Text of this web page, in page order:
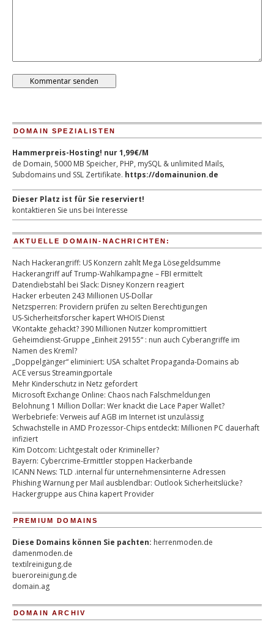
DOMAIN SPEZIALISTEN
Hammerpreis-Hosting! nur 1,99€/M
de Domain, 5000 MB Speicher, PHP, mySQL & unlimited Mails,
Subdomains und SSL Zertifikate. https://domainunion.de
Dieser Platz ist für Sie reserviert!
kontaktieren Sie uns bei Interesse
AKTUELLE DOMAIN-NACHRICHTEN:
Nach Hackerangriff: US Konzern zahlt Mega Lösegeldsumme
Hackerangriff auf Trump-Wahlkampagne – FBI ermittelt
Datendiebstahl bei Slack: Disney Konzern reagiert
Hacker erbeuten 243 Millionen US-Dollar
Netzsperren: Providern prüfen zu selten Berechtigungen
US-Sicherheitsforscher kapert WHOIS Dienst
VKontakte gehackt? 390 Millionen Nutzer kompromittiert
Geheimdienst-Gruppe „Einheit 29155“ : nun auch Cyberangriffe im
Namen des Kreml?
„Doppelgänger“ eliminiert: USA schaltet Propaganda-Domains ab
ACE versus Streamingportale
Mehr Kinderschutz in Netz gefordert
Microsoft Exchange Online: Chaos nach Falschmeldungen
Belohnung 1 Million Dollar: Wer knackt die Lace Paper Wallet?
Werbebriefe: Verweis auf AGB im Internet ist unzulässig
Schwachstelle in AMD Prozessor-Chips entdeckt: Millionen PC dauerhaft
infiziert
Kim Dotcom: Lichtgestalt oder Krimineller?
Bayern: Cybercrime-Ermittler stoppen Hackerbande
ICANN News: TLD .internal für unternehmensinterne Adressen
Phishing Warnung per Mail ausblendbar: Outlook Sicherheitslücke?
Hackergruppe aus China kapert Provider
PREMIUM DOMAINS
Diese Domains können Sie pachten: herrenmoden.de
damenmoden.de
textilreinigung.de
bueroreinigung.de
domain.ag
DOMAIN ARCHIV